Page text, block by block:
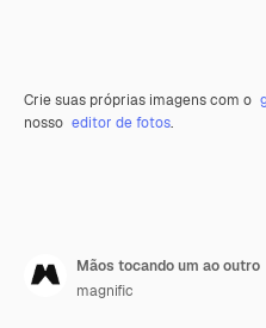
Crie suas próprias imagens com o
nosso editor de fotos.
Mãos tocando um ao outro
magnific